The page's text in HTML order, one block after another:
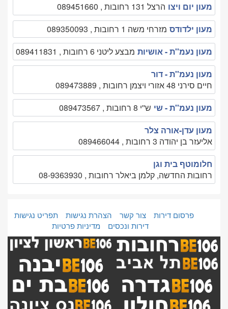
מעון יום ויצו הרצל 131 רחובות , 089451660
מעון ילדודס מזרחי משה 1 רחובות , 089350093
מעון נעמ''ת - אושיות מבצע ליטני 6 רחובות , 089411831
מעון נעמ''ת - דור
חיים סירני 48 אזורי ויצמן רחובות , 089473889
מעון נעמ''ת - שי ש''י 8 רחובות , 089473567
מעון עדן-אורה צלר
אליעזר בן יהודה 3 רחובות , 089466044
חלומוטף בית וגן
רחובות החדשה, קלמן ביאלר רחובות , 08-9363930
פרסום דירות צור קשר הצהרת נגישות
תפריט נגישות
דירות ונכסים
מדיניות פרטיות